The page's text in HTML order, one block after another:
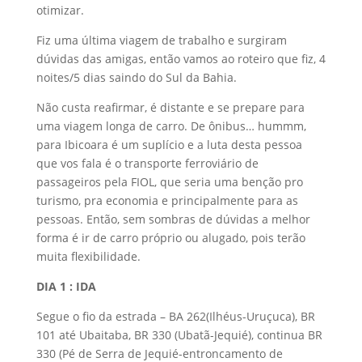
otimizar.
Fiz uma última viagem de trabalho e surgiram
dúvidas das amigas, então vamos ao roteiro que fiz, 4
noites/5 dias saindo do Sul da Bahia.
Não custa reafirmar, é distante e se prepare para
uma viagem longa de carro. De ônibus… hummm,
para Ibicoara é um suplício e a luta desta pessoa
que vos fala é o transporte ferroviário de
passageiros pela FIOL, que seria uma benção pro
turismo, pra economia e principalmente para as
pessoas. Então, sem sombras de dúvidas a melhor
forma é ir de carro próprio ou alugado, pois terão
muita flexibilidade.
DIA 1 : IDA
Segue o fio da estrada – BA 262(Ilhéus-Uruçuca), BR
101 até Ubaitaba, BR 330 (Ubatã-Jequié), continua BR
330 (Pé de Serra de Jequié-entroncamento de